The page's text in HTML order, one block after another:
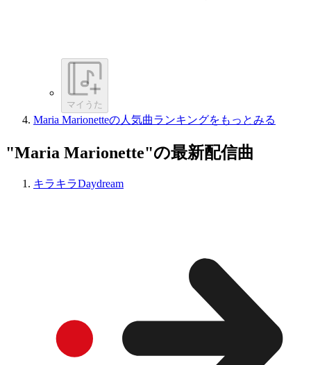
マイうた
Maria Marionetteの人気曲ランキングをもっとみる
"Maria Marionette"の最新配信曲
キラキラDaydream